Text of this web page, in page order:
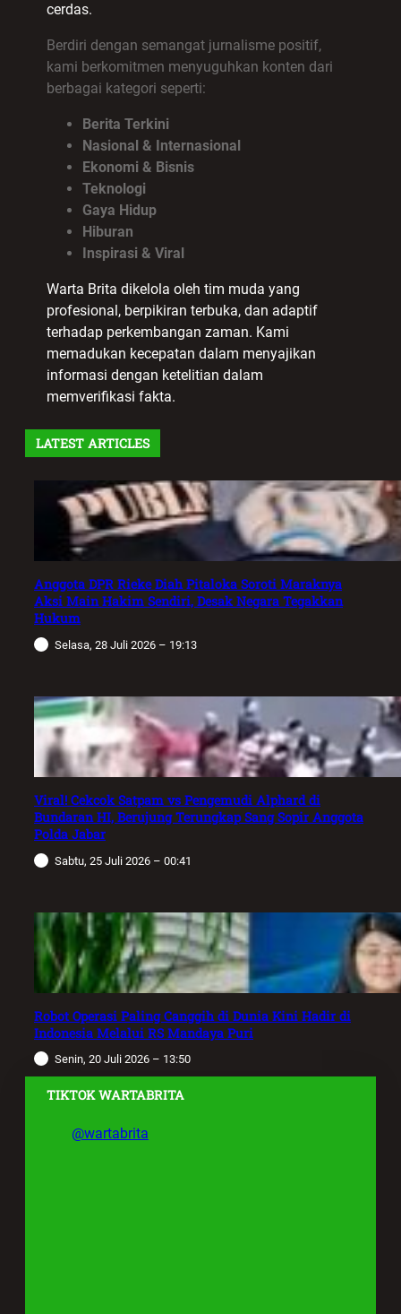
cerdas.
Berdiri dengan semangat jurnalisme positif,
kami berkomitmen menyuguhkan konten dari
berbagai kategori seperti:
Berita Terkini
Nasional & Internasional
Ekonomi & Bisnis
Teknologi
Gaya Hidup
Hiburan
Inspirasi & Viral
Warta Brita dikelola oleh tim muda yang
profesional, berpikiran terbuka, dan adaptif
terhadap perkembangan zaman. Kami
memadukan kecepatan dalam menyajikan
informasi dengan ketelitian dalam
memverifikasi fakta.
LATEST ARTICLES
Anggota DPR Rieke Diah Pitaloka Soroti Maraknya
Aksi Main Hakim Sendiri, Desak Negara Tegakkan
Hukum
Selasa, 28 Juli 2026 – 19:13
Viral! Cekcok Satpam vs Pengemudi Alphard di
Bundaran HI, Berujung Terungkap Sang Sopir Anggota
Polda Jabar
Sabtu, 25 Juli 2026 – 00:41
Robot Operasi Paling Canggih di Dunia Kini Hadir di
Indonesia Melalui RS Mandaya Puri
Senin, 20 Juli 2026 – 13:50
TIKTOK WARTABRITA
@wartabrita